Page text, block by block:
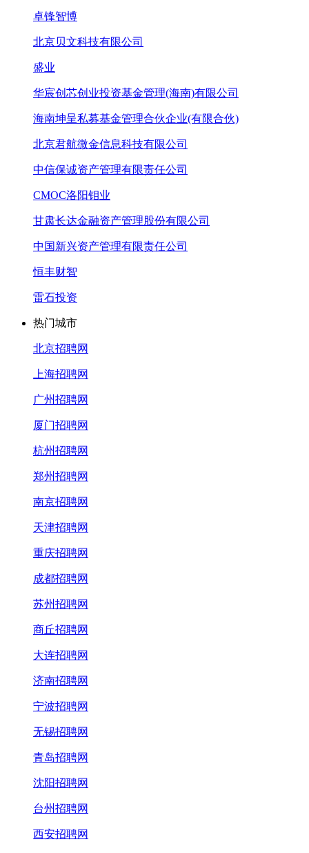
卓锋智博
北京贝文科技有限公司
盛业
华宸创芯创业投资基金管理(海南)有限公司
海南坤呈私募基金管理合伙企业(有限合伙)
北京君航微金信息科技有限公司
中信保诚资产管理有限责任公司
CMOC洛阳钼业
甘肃长达金融资产管理股份有限公司
中国新兴资产管理有限责任公司
恒丰财智
雷石投资
热门城市
北京招聘网
上海招聘网
广州招聘网
厦门招聘网
杭州招聘网
郑州招聘网
南京招聘网
天津招聘网
重庆招聘网
成都招聘网
苏州招聘网
商丘招聘网
大连招聘网
济南招聘网
宁波招聘网
无锡招聘网
青岛招聘网
沈阳招聘网
台州招聘网
西安招聘网